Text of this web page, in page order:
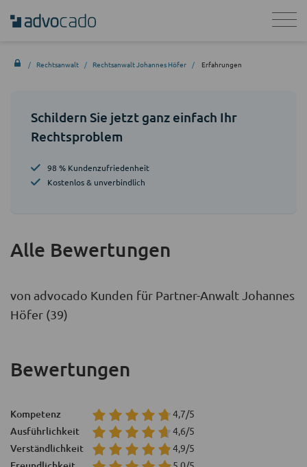
Rechtsanwalt Rechtsanwalt Johannes Höfer Erfahrungen
Schildern Sie jetzt ganz einfach Ihr
Rechtsproblem
98 % Kundenzufriedenheit
Kostenlos & unverbindlich
Alle Bewertungen
von advocado Kunden für Partner-Anwalt Johannes
Höfer (39)
Bewertungen
Kompetenz 4,7/5
Ausführlichkeit 4,6/5
Verständlichkeit 4,9/5